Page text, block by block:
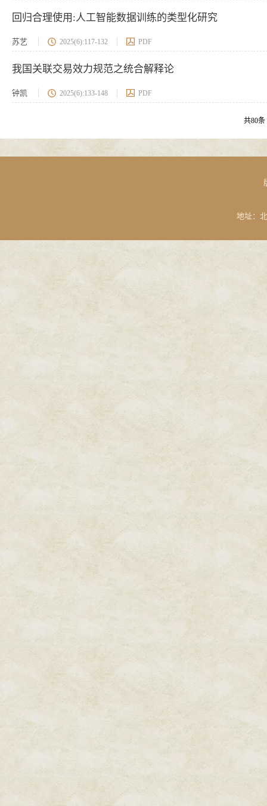
回归合理使用:人工智能数据训练的类型化研究
苏艺 2025(6):117-132 PDF
我国关联交易效力规范之统合解释论
钟凯 2025(6):133-148 PDF
共80
地址：